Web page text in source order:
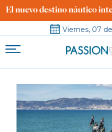
Viernes, 07